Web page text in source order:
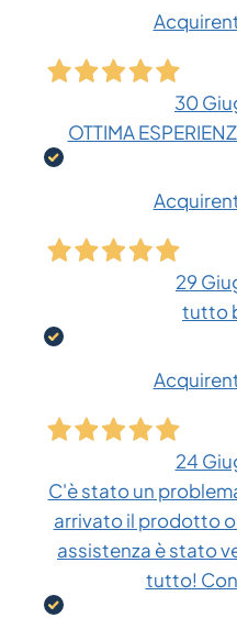
30
OTTIMA
29
tutto
24
C'è stato un
arrivato il prodotto
assistenza è stato
tutto!